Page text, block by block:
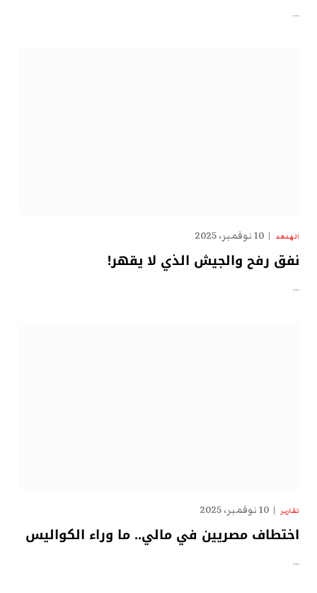
…
الهدهد 10 نوفمبر، 2025
نفق رفح والجيش الذي لا يقهر!
…
تقارير 10 نوفمبر، 2025
اختطاف مصريين في مالي.. ما وراء الكواليس
…